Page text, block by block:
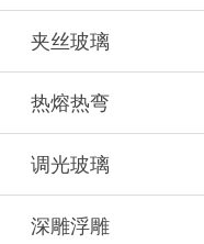
夹丝玻璃
热熔热弯
调光玻璃
深雕浮雕